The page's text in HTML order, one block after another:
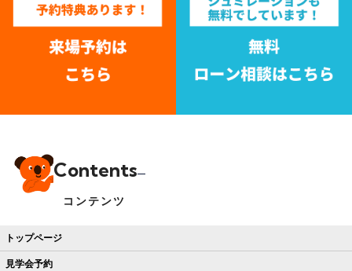
Contents
コンテンツ
トップページ
見学会予約